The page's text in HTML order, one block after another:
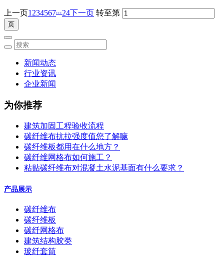
上一页1 234567...24下一页 转至第
新闻动态
行业资讯
企业新闻
为你推荐
建筑加固工程验收流程
碳纤维布抗拉强度值您了解嘛
碳纤维板都用在什么地方？
碳纤维网格布如何施工？
粘贴碳纤维布对混凝土水泥基面有什么要求？
产品展示
碳纤维布
碳纤维板
碳纤网格布
建筑结构胶类
玻纤套筒